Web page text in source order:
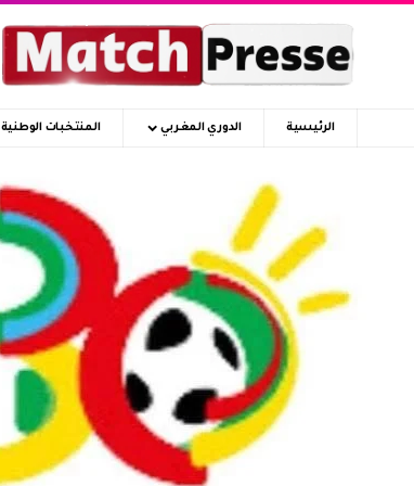
الرئيسية الدوري المغربي المنتخبات الوطنية